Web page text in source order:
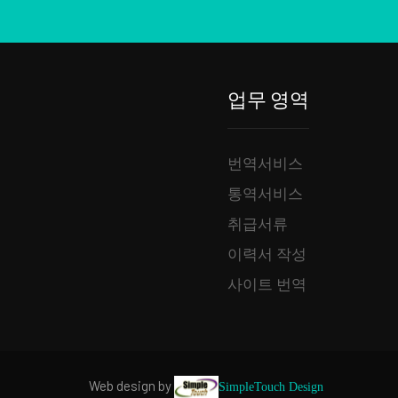
업무 영역
번역서비스
통역서비스
취급서류
이력서 작성
사이트 번역
Web design by SimpleTouch Design